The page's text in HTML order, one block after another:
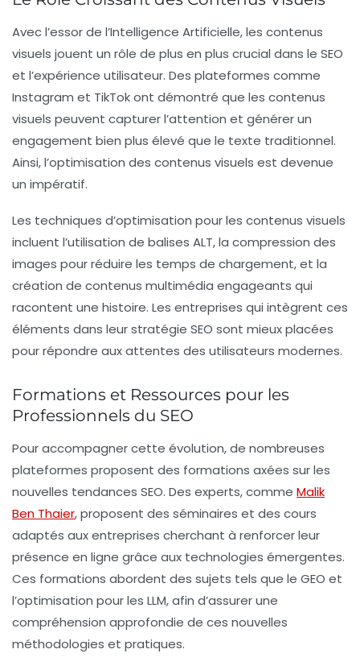
Avec l’essor de l’Intelligence Artificielle, les contenus
visuels jouent un rôle de plus en plus crucial dans le SEO
et l’expérience utilisateur. Des plateformes comme
Instagram et TikTok ont démontré que les contenus
visuels peuvent capturer l’attention et générer un
engagement bien plus élevé que le texte traditionnel.
Ainsi, l’optimisation des contenus visuels est devenue
un impératif.
Les techniques d’optimisation pour les contenus visuels
incluent l’utilisation de balises ALT, la compression des
images pour réduire les temps de chargement, et la
création de contenus multimédia engageants qui
racontent une histoire. Les entreprises qui intègrent ces
éléments dans leur stratégie SEO sont mieux placées
pour répondre aux attentes des utilisateurs modernes.
Formations et Ressources pour les
Professionnels du SEO
Pour accompagner cette évolution, de nombreuses
plateformes proposent des formations axées sur les
nouvelles tendances SEO. Des experts, comme Malik
Ben Thaier, proposent des séminaires et des cours
adaptés aux entreprises cherchant à renforcer leur
présence en ligne grâce aux technologies émergentes.
Ces formations abordent des sujets tels que le GEO et
l’optimisation pour les LLM, afin d’assurer une
compréhension approfondie de ces nouvelles
méthodologies et pratiques.